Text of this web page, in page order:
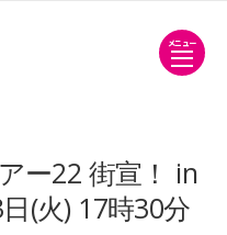
メニュー
ー22 街宣！ in
(火) 17時30分